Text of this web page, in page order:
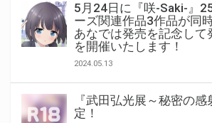
5月24日に『咲-Saki-』
ーズ関連作品3作品が同
あなでは発売を記念して
を開催いたします！
2024.05.13
『武田弘光展～秘密の
定！